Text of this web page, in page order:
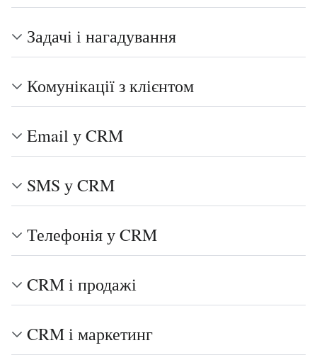
Задачі і нагадування
Комунікації з клієнтом
Email у CRM
SMS у CRM
Телефонія у CRM
CRM і продажі
CRM і маркетинг